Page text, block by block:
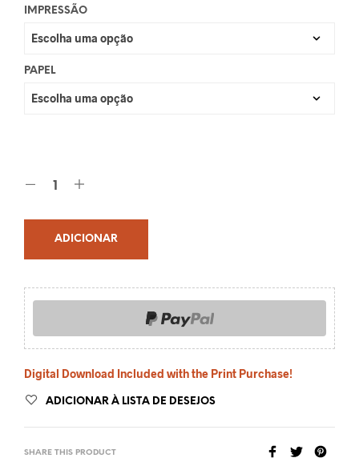
IMPRESSÃO
PAPEL
ADICIONAR
Digital Download Included with the Print Purchase!
ADICIONAR À LISTA DE DESEJOS
SHARE THIS PRODUCT